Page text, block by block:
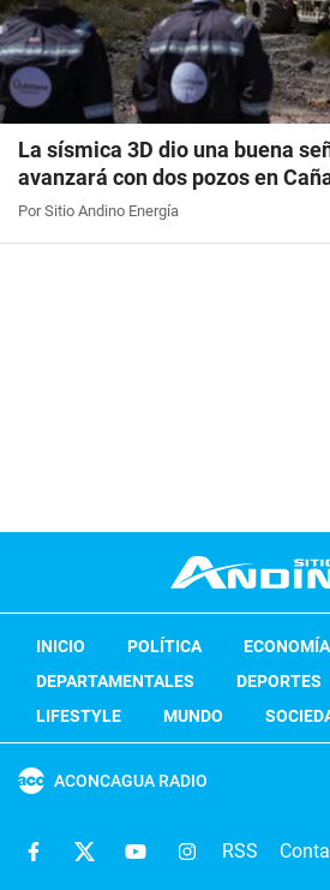
La sísmica 3D dio una buena
avanzará con dos pozos en
Por Sitio Andino Energía
INICIO POLÍTICA ECONOMÍA
DEPARTAMENTALES
DEPORTES
LIFESTYLE
MUNDO
ACONCAGUA RADIO
RSS